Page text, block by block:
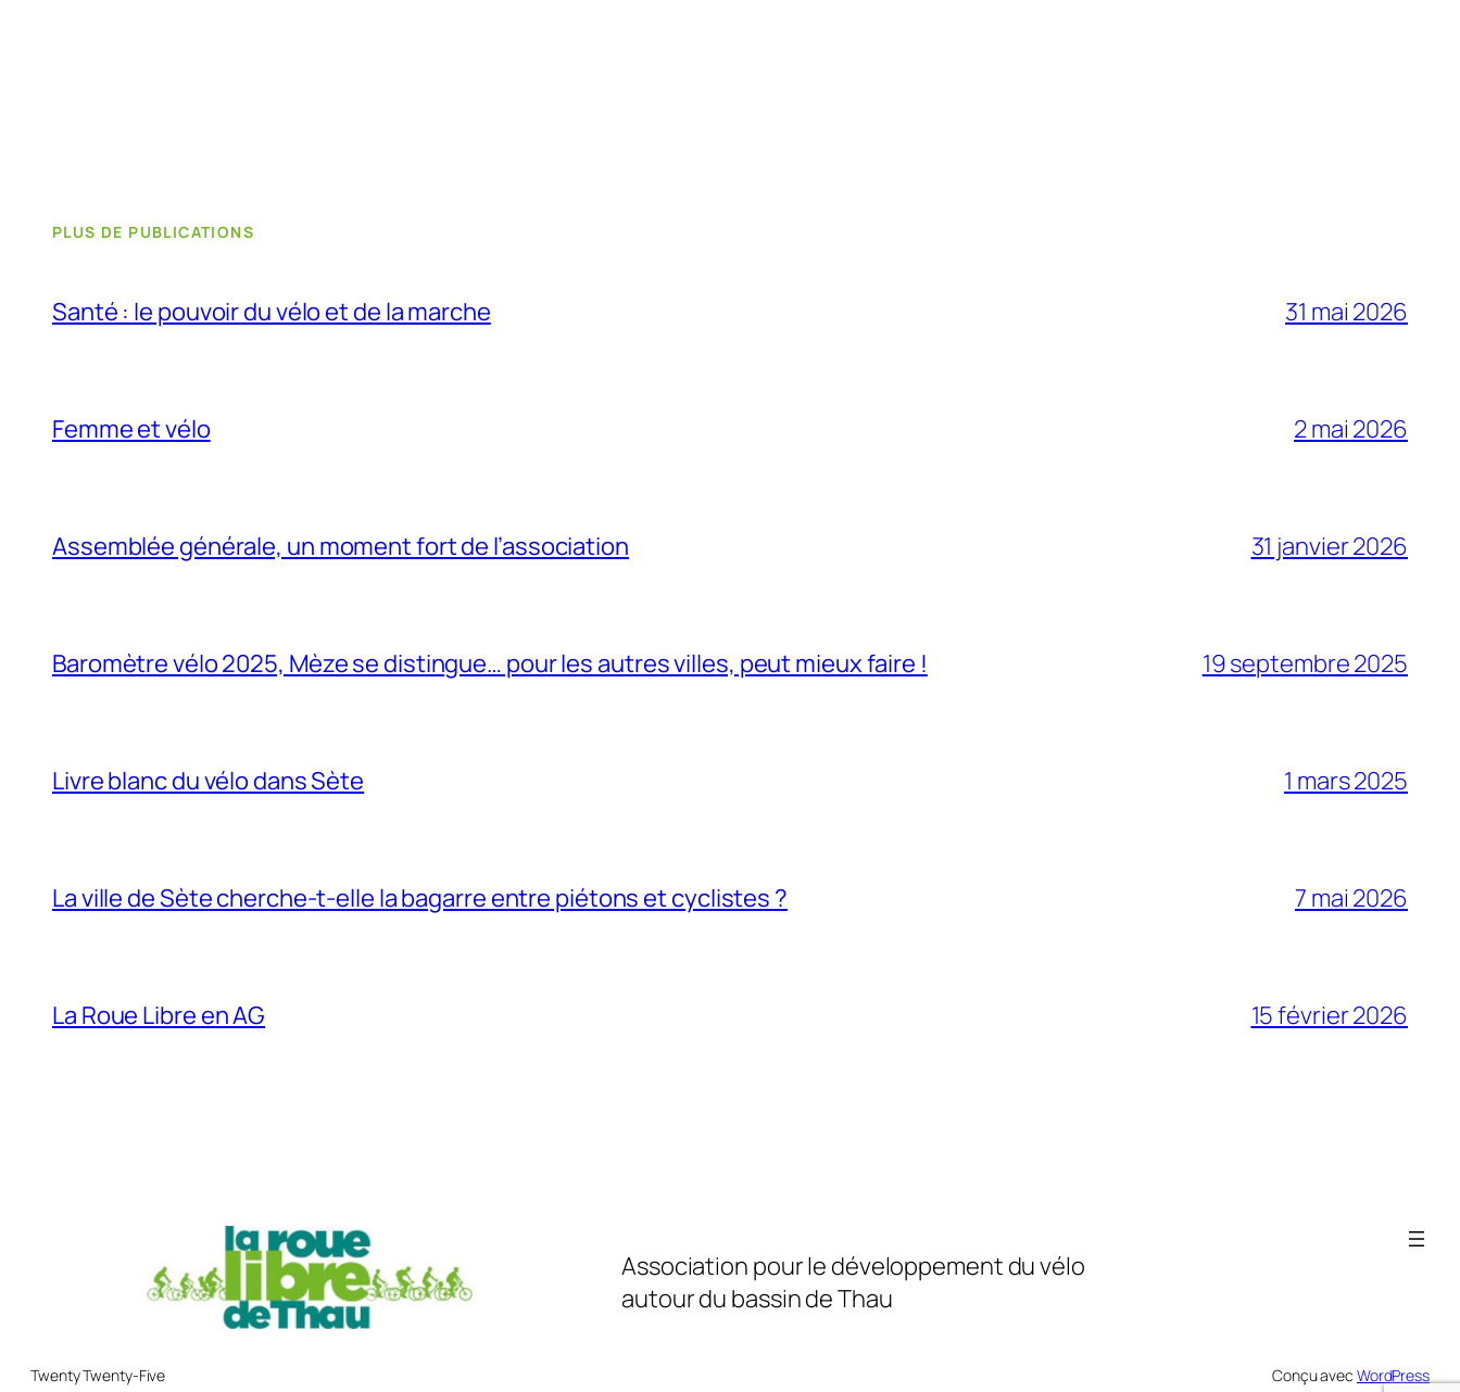
PLUS DE PUBLICATIONS
Santé : le pouvoir du vélo et de la marche 31 mai 2026
Femme et vélo 2 mai 2026
Assemblée générale, un moment fort de l’association 31 janvier 2026
Baromètre vélo 2025, Mèze se distingue… pour les autres villes, peut mieux faire ! 19 septembre 2025
Livre blanc du vélo dans Sète 1 mars 2025
La ville de Sète cherche-t-elle la bagarre entre piétons et cyclistes ? 7 mai 2026
La Roue Libre en AG 15 février 2026
Association pour le développement du vélo
autour du bassin de Thau
Twenty Twenty-Five Conçu avec WordPress